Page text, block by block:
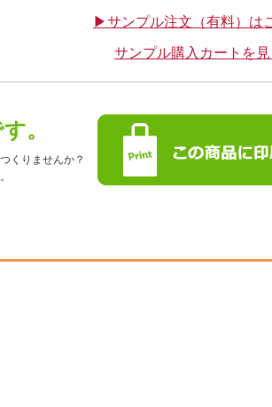
▶サンプル注文（有料）は
サンプル購入カートを見
。
くりませんか？